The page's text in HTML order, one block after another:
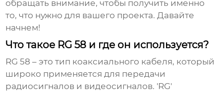
обращать внимание, чтобы получить именно
то, что нужно для вашего проекта. Давайте
начнем!
Что такое RG 58 и где он используется?
RG 58 – это тип коаксиального кабеля, который
широко применяется для передачи
радиосигналов и видеосигналов. 'RG'